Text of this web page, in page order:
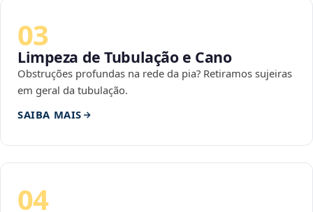
03
Limpeza de Tubulação e Cano
Obstruções profundas na rede da pia? Retiramos sujeiras
em geral da tubulação.
SAIBA MAIS
04